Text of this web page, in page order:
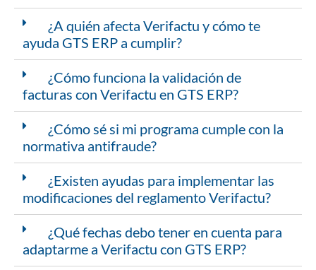
¿A quién afecta Verifactu y cómo te
ayuda GTS ERP a cumplir?
¿Cómo funciona la validación de
facturas con Verifactu en GTS ERP?
¿Cómo sé si mi programa cumple con la
normativa antifraude?
¿Existen ayudas para implementar las
modificaciones del reglamento Verifactu?
¿Qué fechas debo tener en cuenta para
adaptarme a Verifactu con GTS ERP?